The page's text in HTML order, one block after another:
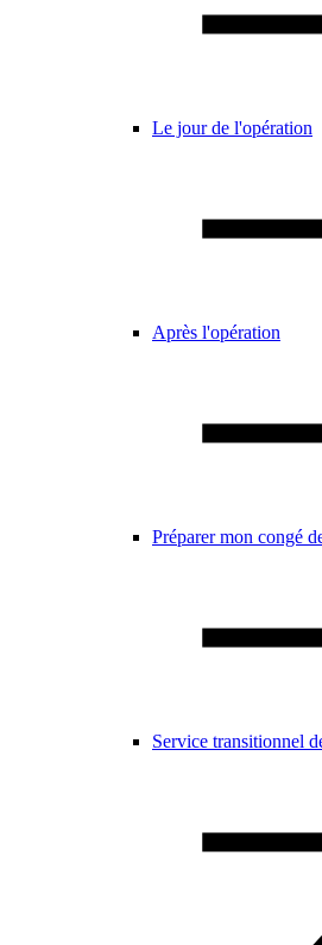
Le jour de l'opération
Après l'opération
Préparer mon congé
Service transitionnel